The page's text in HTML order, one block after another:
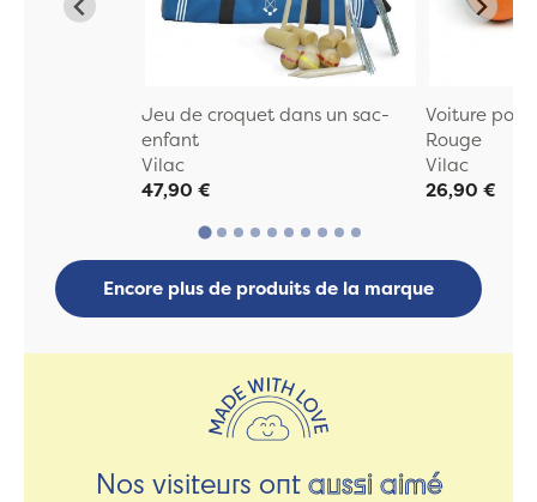
Jeu de croquet dans un sac-
enfant
Vilac
47,90 €
Voiture
Rouge
Vilac
26,90 €
Encore plus de produits de la marque
Nos visiteurs ontaussi aimé